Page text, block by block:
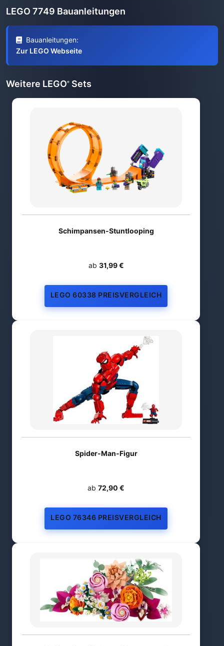
LEGO 7749 Bauanleitungen
Bauanleitungen:
Zur LEGO Webseite
Weitere LEGO® Sets
Schimpansen-Stuntlooping
ab 31,99 €
LEGO 60338 PREISVERGLEICH
Spider-Man-Figur
ab 72,90 €
LEGO 76346 PREISVERGLEICH